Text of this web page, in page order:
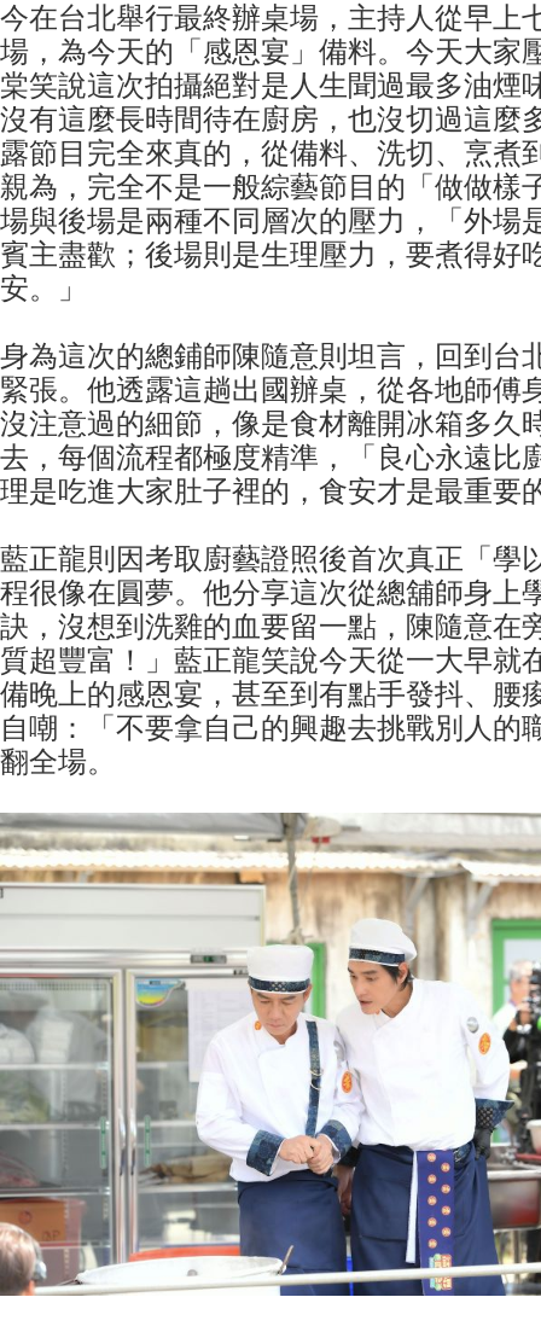
今在台北舉行最終辦桌場，主持人從早上
場，為今天的「感恩宴」備料。今天大家
棠笑說這次拍攝絕對是人生聞過最多油煙
沒有這麼長時間待在廚房，也沒切過這麼
露節目完全來真的，從備料、洗切、烹煮
親為，完全不是一般綜藝節目的「做做樣
場與後場是兩種不同層次的壓力，「外場
賓主盡歡；後場則是生理壓力，要煮得好
安。」
身為這次的總鋪師陳隨意則坦言，回到台
緊張。他透露這趟出國辦桌，從各地師傅
沒注意過的細節，像是食材離開冰箱多久
去，每個流程都極度精準，「良心永遠比
理是吃進大家肚子裡的，食安才是最重要
藍正龍則因考取廚藝證照後首次真正「學
程很像在圓夢。他分享這次從總舖師身上
訣，沒想到洗雞的血要留一點，陳隨意在
質超豐富！」藍正龍笑說今天從一大早就
備晚上的感恩宴，甚至到有點手發抖、腰
自嘲：「不要拿自己的興趣去挑戰別人的
翻全場。